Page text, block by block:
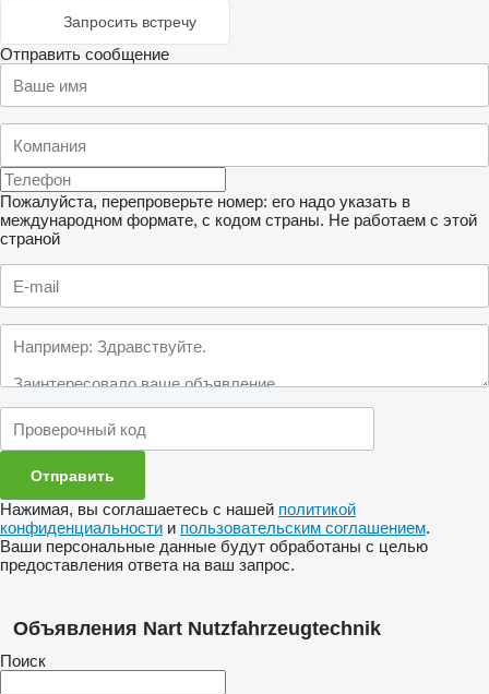
Запросить встречу
Отправить сообщение
Пожалуйста, перепроверьте номер: его надо указать в
международном формате, с кодом страны. Не работаем с этой
страной
Нажимая, вы соглашаетесь с нашей политикой
конфиденциальности и пользовательским соглашением.
Ваши персональные данные будут обработаны с целью
предоставления ответа на ваш запрос.
Объявления Nart Nutzfahrzeugtechnik
Поиск